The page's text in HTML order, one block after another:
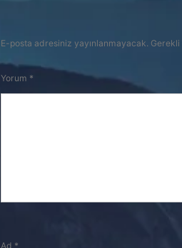
E-posta adresiniz yayınlanmayacak. Gerekli
Yorum *
Ad *